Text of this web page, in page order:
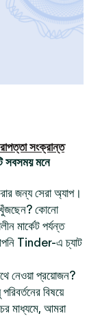
সংক্রান্ত
সবসময় মনে
জন্য সেরা অ্যাপ।
কোনো
মার্কেট পর্যন্ত
Tinder-এ চ্যাট
নেওয়া প্রয়োজন?
বিষয়ে
মাধ্যমে, আমরা